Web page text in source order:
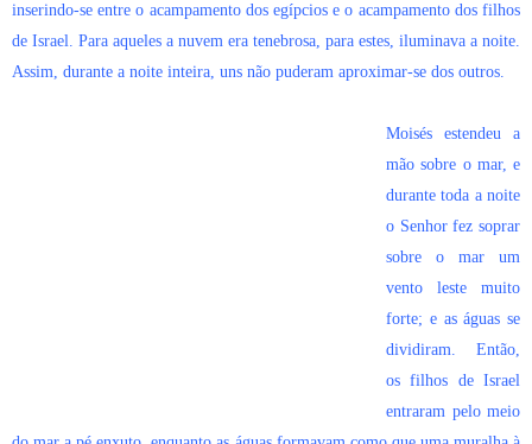
inserindo-se entre o acampamento dos egípcios e o acampamento dos filhos
de Israel. Para aqueles a nuvem era tenebrosa, para estes, iluminava a noite.
Assim, durante a noite inteira, uns não puderam aproximar-se dos outros.
Moisés estendeu a
mão sobre o mar, e
durante toda a noite
o Senhor fez soprar
sobre o mar um
vento leste muito
forte; e as águas se
dividiram. Então,
os filhos de Israel
entraram pelo meio